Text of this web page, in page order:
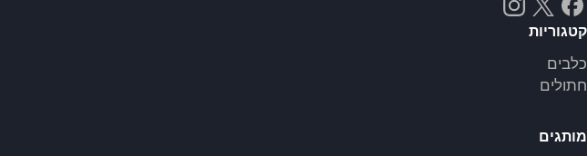
קטגוריות
כלבים
חתולים
מותגים